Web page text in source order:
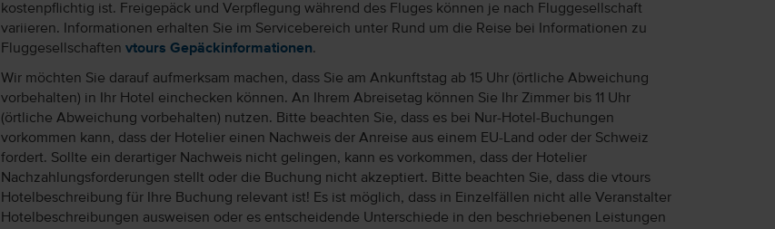
kostenpflichtig ist. Freigepäck und Verpflegung während des Fluges können je nach Fluggesellschaft
variieren. Informationen erhalten Sie im Servicebereich unter Rund um die Reise bei Informationen zu
Fluggesellschaften vtours Gepäckinformationen.
Wir möchten Sie darauf aufmerksam machen, dass Sie am Ankunftstag ab 15 Uhr (örtliche Abweichung
vorbehalten) in Ihr Hotel einchecken können. An Ihrem Abreisetag können Sie Ihr Zimmer bis 11 Uhr
(örtliche Abweichung vorbehalten) nutzen. Bitte beachten Sie, dass es bei Nur-Hotel-Buchungen
vorkommen kann, dass der Hotelier einen Nachweis der Anreise aus einem EU-Land oder der Schweiz
fordert. Sollte ein derartiger Nachweis nicht gelingen, kann es vorkommen, dass der Hotelier
Nachzahlungsforderungen stellt oder die Buchung nicht akzeptiert. Bitte beachten Sie, dass die vtours
Hotelbeschreibung für Ihre Buchung relevant ist! Es ist möglich, dass in Einzelfällen nicht alle Veranstalter
Hotelbeschreibungen ausweisen oder es entscheidende Unterschiede in den beschriebenen Leistungen